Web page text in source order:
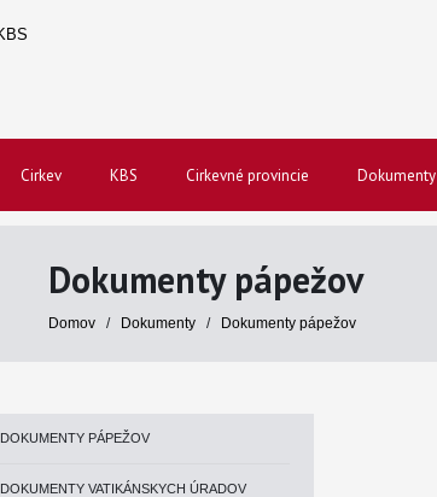
Cirkev KBS Cirkevné provincie Dokumenty
Dokumenty pápežov
Domov / Dokumenty / Dokumenty pápežov
DOKUMENTY PÁPEŽOV
DOKUMENTY VATIKÁNSKYCH ÚRADOV